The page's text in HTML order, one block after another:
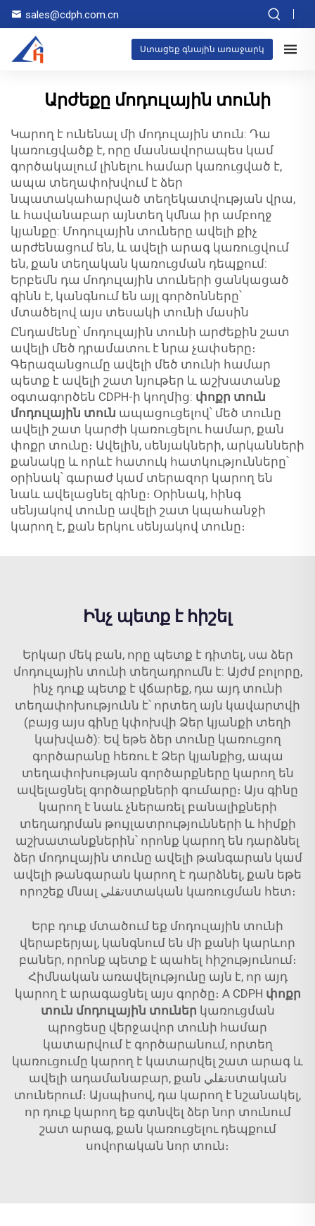
sales@cdph.com.cn
Ստացեք գնային առաջարկ
Արժեքը մոդուլային տունի
Կարող է ունենալ մի մոդուլային տուն: Դա
կառուցվածք է, որը մասնավորապես կամ
գործակալում լինելու համար կառուցված է,
ապա տեղափոխվում է ձեր
նպատակահարված տեղեկատվության վրա,
և հավանաբար այնտեղ կմնա իր ամբողջ
կյանքը: Մոդուլային տուները ավելի քիչ
արժենացում են, և ավելի արագ կառուցվում
են, քան տեղական կառուցման դեպքում:
Երբեմն դա մոդուլային տուների ցանկացած
գինն է, կանգնում են այլ գործոնները՝
մտածելով այս տեսակի տունի մասին
Ընդամենը՝ մոդուլային տունի արժեքին շատ
ավելի մեծ դրամատու է նրա չափսերը։
Գերազանցումը ավելի մեծ տունի համար
պետք է ավելի շատ նյութեր և աշխատանք
օգտագործեն CDPH-ի կողմից: փոքր տուն
մոդուլային տուն ապացուցելով՝ մեծ տունը
ավելի շատ կարժի կառուցելու համար, քան
փոքր տունը։ Ավելին, սենյակների, արկանների
քանակը և որևէ հատուկ հատկությունները՝
օրինակ՝ գարաժ կամ տերազոր կարող են
նաև ավելացնել գինը։ Օրինակ, հինգ
սենյակով տունը ավելի շատ կպահանջի
կարող է, քան երկու սենյակով տունը։
Ինչ պետք է հիշել
Երկար մեկ բան, որը պետք է դիտել, սա ձեր
մոդուլային տունի տեղադրումն է: Այժմ բոլորը,
ինչ դուք պետք է վճարեք, դա այդ տունի
տեղափոխությունն է՝ որտեղ այն կավարտվի
(բայց այս գինը կփոխվի Ձեր կյանքի տեղի
կախված): Եվ եթե ձեր տունը կառուցող
գործարանը հեռու է Ձեր կյանքից, ապա
տեղափոխության գործարքները կարող են
ավելացնել գործարքների գումարը։ Այս գինը
կարող է նաև չներառել բանալիքների
տեղադրման թույլատրությունների և հիմքի
աշխատանքներին՝ որոնք կարող են դարձնել
ձեր մոդուլային տունը ավելի թանգարան կամ
ավելի թանգարան կարող է դարձնել, քան եթե
որոշեք մնալ تقليստական կառուցման հետ։
Երբ դուք մտածում եք մոդուլային տունի
վերաբերյալ, կանգնում են մի քանի կարևոր
բաներ, որոնք պետք է պահել հիշությունում։
Հիմնական առավելությունը այն է, որ այդ
կարող է արագացնել այս գործը։ A CDPH փոքր
տուն մոդուլային տուներ կառուցման
պրոցեսը վերջավոր տունի համար
կատարվում է գործարանում, որտեղ
կառուցումը կարող է կատարվել շատ արագ և
ավելի ադամանաբար, քան تقليստական
տուներում։ Այսպիսով, դա կարող է նշանակել,
որ դուք կարող եք գտնվել ձեր նոր տունում
շատ արագ, քան կառուցելու դեպքում
սովորական նոր տուն։